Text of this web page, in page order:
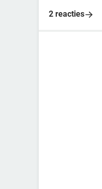
2 reacties